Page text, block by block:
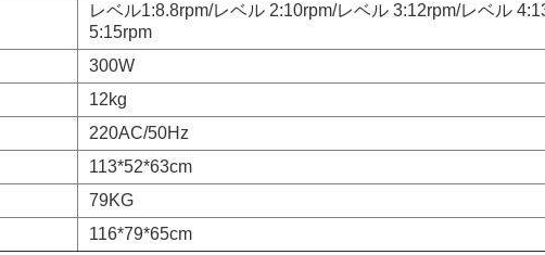
レベル1:8.8rpm/レベル 2:10rpm/レベル 3:12rpm/レベル
5:15rpm
300W
12kg
220AC/50Hz
113*52*63cm
79KG
116*79*65cm